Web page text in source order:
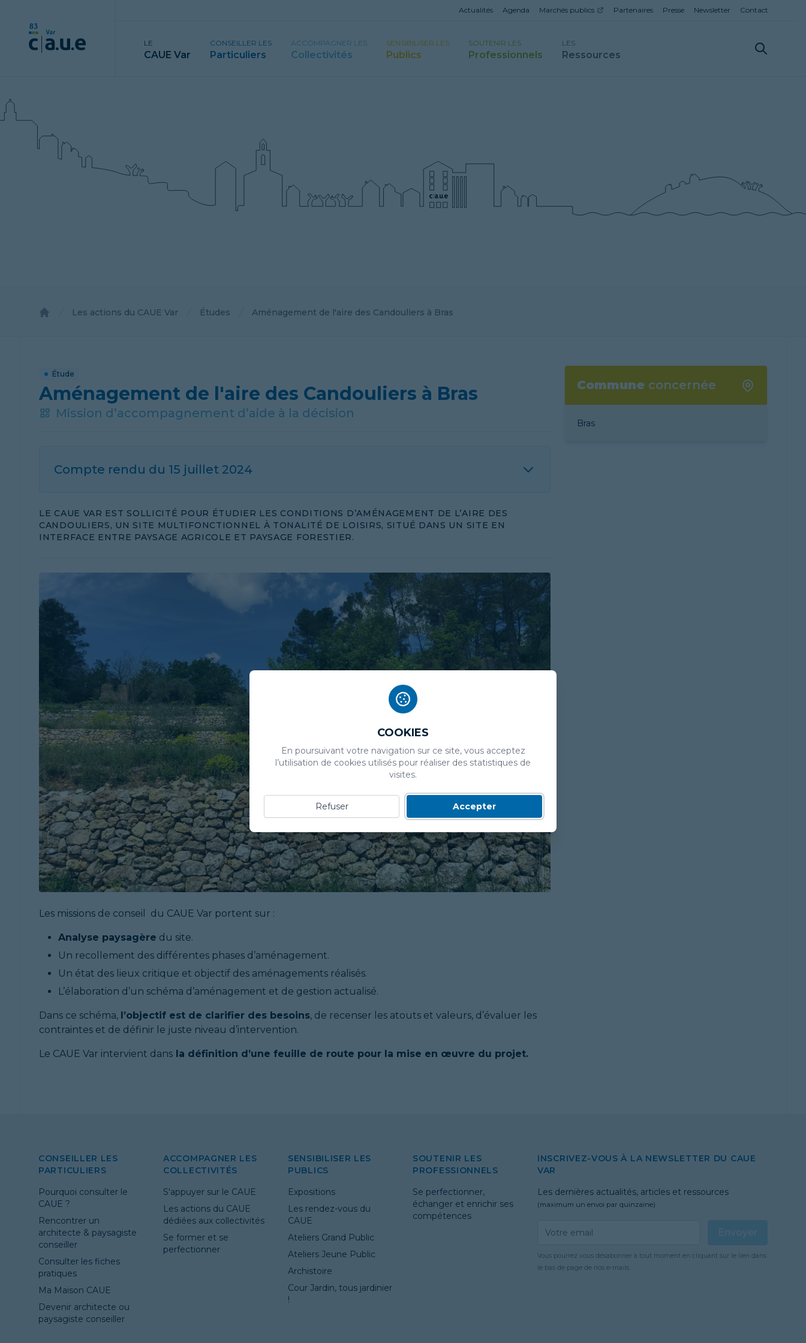
Actualités Agenda Marchés publics Partenaires Presse Newsletter Contact
LE
CAUE Var
CONSEILLER LES
Particuliers
ACCOMPAGNER LES
Collectivités
SENSIBILISER LES
Publics
SOUTENIR LES
Professionnels
LES
Ressources
Les actions du CAUE Var Études Aménagement de l'aire des Candouliers à Bras
Étude
Aménagement de l'aire des Candouliers à Bras
Mission d’accompagnement d’aide à la décision
Compte rendu du 15 juillet 2024
LE CAUE VAR EST SOLLICITÉ POUR ÉTUDIER LES CONDITIONS D’AMÉNAGEMENT DE L’AIRE DES
CANDOULIERS, UN SITE MULTIFONCTIONNEL À TONALITÉ DE LOISIRS, SITUÉ DANS UN SITE EN
INTERFACE ENTRE PAYSAGE AGRICOLE ET PAYSAGE FORESTIER.
Les missions de conseil du CAUE Var portent sur :
Analyse paysagère du site.
Un recollement des différentes phases d’aménagement.
Un état des lieux critique et objectif des aménagements réalisés.
L’élaboration d’un schéma d’aménagement et de gestion actualisé.
Dans ce schéma, l’objectif est de clarifier des besoins, de recenser les atouts et valeurs, d’évaluer les
contraintes et de définir le juste niveau d’intervention.
Le CAUE Var intervient dans la définition d’une feuille de route pour la mise en œuvre du projet.
Communeconcernée
Bras
CONSEILLER LES
PARTICULIERS
Pourquoi consulter le
CAUE ?
Rencontrer un
architecte & paysagiste
conseiller
Consulter les fiches
pratiques
Ma Maison CAUE
Devenir architecte ou
paysagiste conseiller
ACCOMPAGNER LES
COLLECTIVITÉS
S'appuyer sur le CAUE
Les actions du CAUE
dédiées aux collectivités
Se former et se
perfectionner
SENSIBILISER LES
PUBLICS
Expositions
Les rendez-vous du
CAUE
Ateliers Grand Public
Ateliers Jeune Public
Archistoire
Cour Jardin, tous jardinier
!
SOUTENIR LES
PROFESSIONNELS
Se perfectionner,
échanger et enrichir ses
compétences
INSCRIVEZ-VOUS À LA NEWSLETTER DU CAUE
VAR
Les dernières actualités, articles et ressources
(maximum un envoi par quinzaine)
Vous pourrez vous désabonner à tout moment en cliquant sur le lien dans
le bas de page de nos e-mails.
COOKIES
En poursuivant votre navigation sur ce site, vous acceptez
l’utilisation de cookies utilisés pour réaliser des statistiques de
visites.
Refuser Accepter